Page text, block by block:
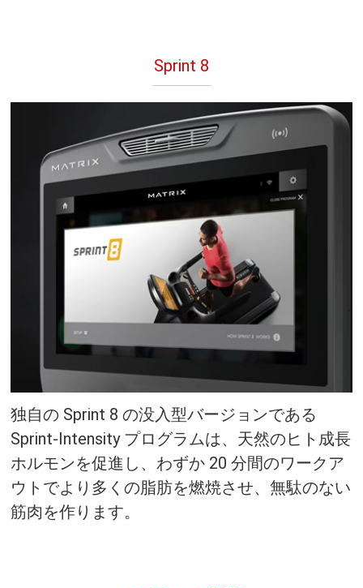
Sprint 8
独自の Sprint 8 の没入型バージョンである
Sprint-Intensity プログラムは、天然のヒト成長
ホルモンを促進し、わずか 20 分間のワークア
ウトでより多くの脂肪を燃焼させ、無駄のない
筋肉を作ります。